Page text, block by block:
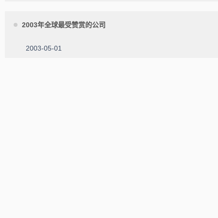
2003年全球最受赞赏的公司
2003-05-01